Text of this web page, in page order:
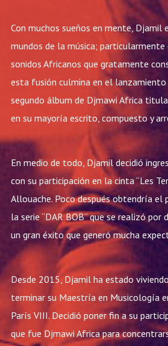
Con muchos sueños en mente,
mundos de la música;
sonidos Africanos que gratamente
esta fusión culmina en el
segundo álbum de Djmawi Africa
en su mayoría escrito, compuesto y
En medio de todo, Djamil decidió
con su participación en la cinta “Les
Allouache. Poco después obtendría el
la serie “DAR BOB” que se realizó
un gran éxito que generó mucha
Desde 2015, Djamil ha estado
terminar su Maestría en Musicología
París VIII. Decidió poner fin a su
que fue Djmawi Africa para